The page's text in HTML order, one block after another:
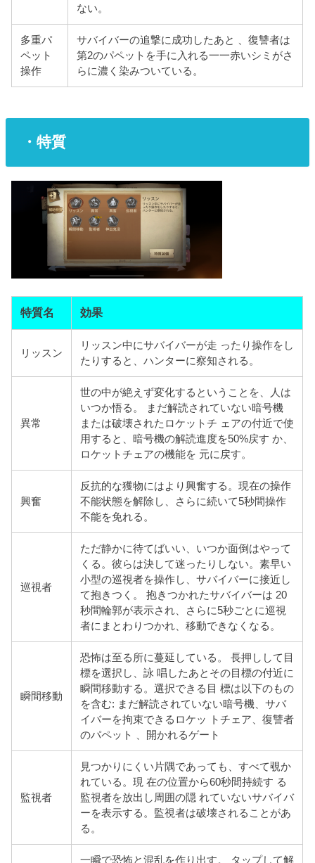
ない。
多重パ
ペット
操作
サバイバーの追撃に成功したあと 、復讐者は
第2のパペットを手に入れる一一赤いシミがさ
らに濃く染みついている。
・特質
特質名 効果
リッスン
リッスン中にサバイバーが走 ったり操作をし
たりすると、ハンターに察知される。
異常
世の中が絶えず変化するということを、人は
いつか悟る。 まだ解読されていない暗号機
または破壊されたロケットチ ェアの付近で使
用すると、暗号機の解読進度を50%戻す か、
ロケットチェアの機能を 元に戻す。
興奮
反抗的な獲物にはより興奮する。現在の操作
不能状態を解除し、さらに続いて5秒間操作
不能を免れる。
巡視者
ただ静かに待てばいい、いつか面倒はやって
くる。彼らは決して迷ったりしない。素早い
小型の巡視者を操作し、サバイバーに接近し
て抱きつく。 抱きつかれたサバイバーは 20
秒間輪郭が表示され、さらに5秒ごとに巡視
者にまとわりつかれ、移動できなくなる。
瞬間移動
恐怖は至る所に蔓延している。 長押しして目
標を選択し、詠 唱したあとその目標の付近に
瞬間移動する。選択できる目 標は以下のもの
を含む: まだ解読されていない暗号機、サバ
イバーを拘束できるロケッ トチェア、復讐者
のパペット 、開かれるゲート
監視者
見つかりにくい片隅であっても、すべて覗か
れている。現 在の位置から60秒間持続す る
監視者を放出し周囲の隠 れていないサバイバ
ーを表示する。監視者は破壊されることがあ
る。
一瞬で恐怖と混乱を作り出す。 タップして解